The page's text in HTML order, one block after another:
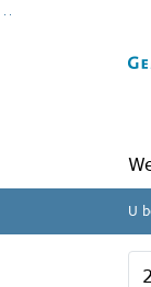
Ga naar de
U